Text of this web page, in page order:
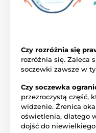
Czy rozróżnia się
rozróżnia się. Zaleca
soczewki zawsze w
Czy soczewka
przezroczystą część,
widzenie. Źrenica
oświetlenia, dlatego
dojść do